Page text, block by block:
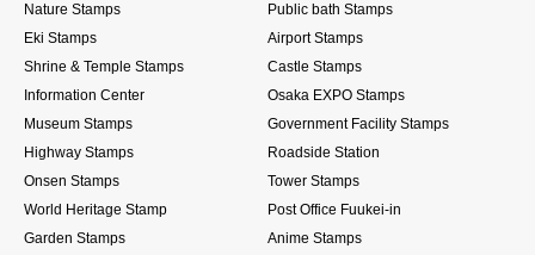
Nature Stamps
Public bath Stamps
Eki Stamps
Airport Stamps
Shrine & Temple Stamps
Castle Stamps
Information Center
Osaka EXPO Stamps
Museum Stamps
Government Facility Stamps
Highway Stamps
Roadside Station
Onsen Stamps
Tower Stamps
World Heritage Stamp
Post Office Fuukei-in
Garden Stamps
Anime Stamps